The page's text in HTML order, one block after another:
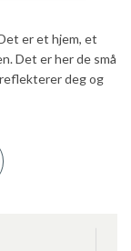
er et hjem, et
Det er her de små
deg og